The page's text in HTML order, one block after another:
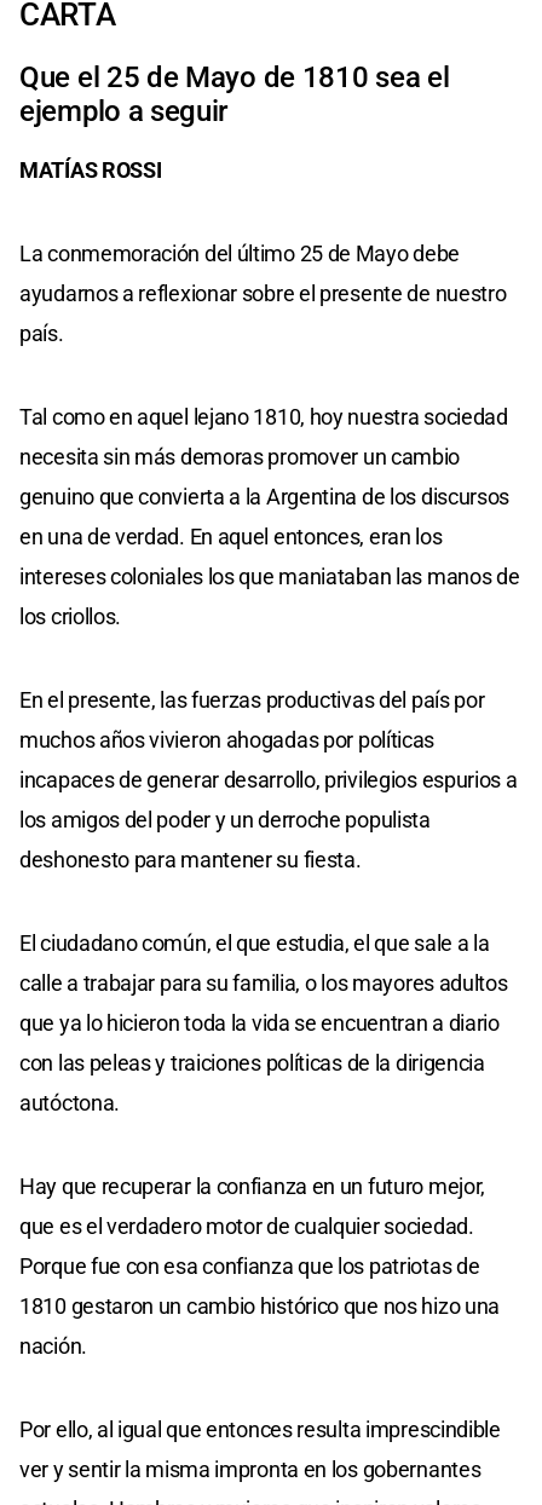
CARTA
Que el 25 de Mayo de 1810 sea el
ejemplo a seguir
MATÍAS ROSSI
La conmemoración del último 25 de Mayo debe
ayudarnos a reflexionar sobre el presente de nuestro
país.
Tal como en aquel lejano 1810, hoy nuestra sociedad
necesita sin más demoras promover un cambio
genuino que convierta a la Argentina de los discursos
en una de verdad. En aquel entonces, eran los
intereses coloniales los que maniataban las manos de
los criollos.
En el presente, las fuerzas productivas del país por
muchos años vivieron ahogadas por políticas
incapaces de generar desarrollo, privilegios espurios a
los amigos del poder y un derroche populista
deshonesto para mantener su fiesta.
El ciudadano común, el que estudia, el que sale a la
calle a trabajar para su familia, o los mayores adultos
que ya lo hicieron toda la vida se encuentran a diario
con las peleas y traiciones políticas de la dirigencia
autóctona.
Hay que recuperar la confianza en un futuro mejor,
que es el verdadero motor de cualquier sociedad.
Porque fue con esa confianza que los patriotas de
1810 gestaron un cambio histórico que nos hizo una
nación.
Por ello, al igual que entonces resulta imprescindible
ver y sentir la misma impronta en los gobernantes